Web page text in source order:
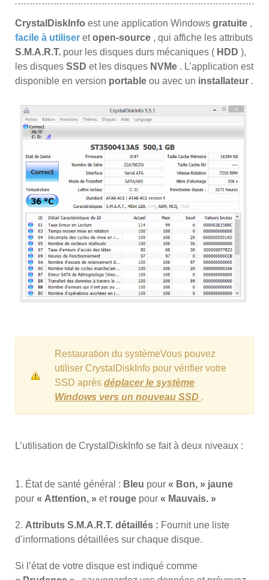
CrystalDiskInfo est une application Windows gratuite ,
facile à utiliser etopen-source , qui affiche les attributs
S.M.A.R.T. pour les disques durs mécaniques ( HDD ),
les disques SSD et les disques NVMe . L’application est
disponible en version portable ou avec un installateur .
Restauration du systèmeVous pouvez
utiliser CrystalDiskInfo pour vérifier votre
SSD après déplacer le système
Windows vers un nouveau SSD .
L’utilisation de CrystalDiskInfo se fait à deux niveaux :
1. État de santé général : Bleu pour « Bon, » jaune
pour « Attention, » et rouge pour « Mauvais. »
2. Attributs S.M.A.R.T. détaillés : Fournit une liste
d’informations détaillées sur chaque disque.
Si l’état de votre disque est indiqué comme